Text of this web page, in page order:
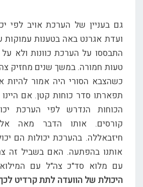
גם בעניין של הערכת אויב לפי
ועדת אגרנט באה בטענות עמוקות
התבססו על הערכת כוונות ולא על
טעות חמורה. במשך שנים מחזיק
כשהצבא הסורי היה אמור להיות
תפארתו סדר כוחות קטן. אם
הכוחות הנדרש לפי הערכת
קורסים. אותו הדבר מאה
חיזבאללה. בהערכת יכולות הם
אותנו בהפתעה. האם בשביל זה
עם מלוא סד"כ צה"ל עם
היכולת של הוועדה לתת קרדיט